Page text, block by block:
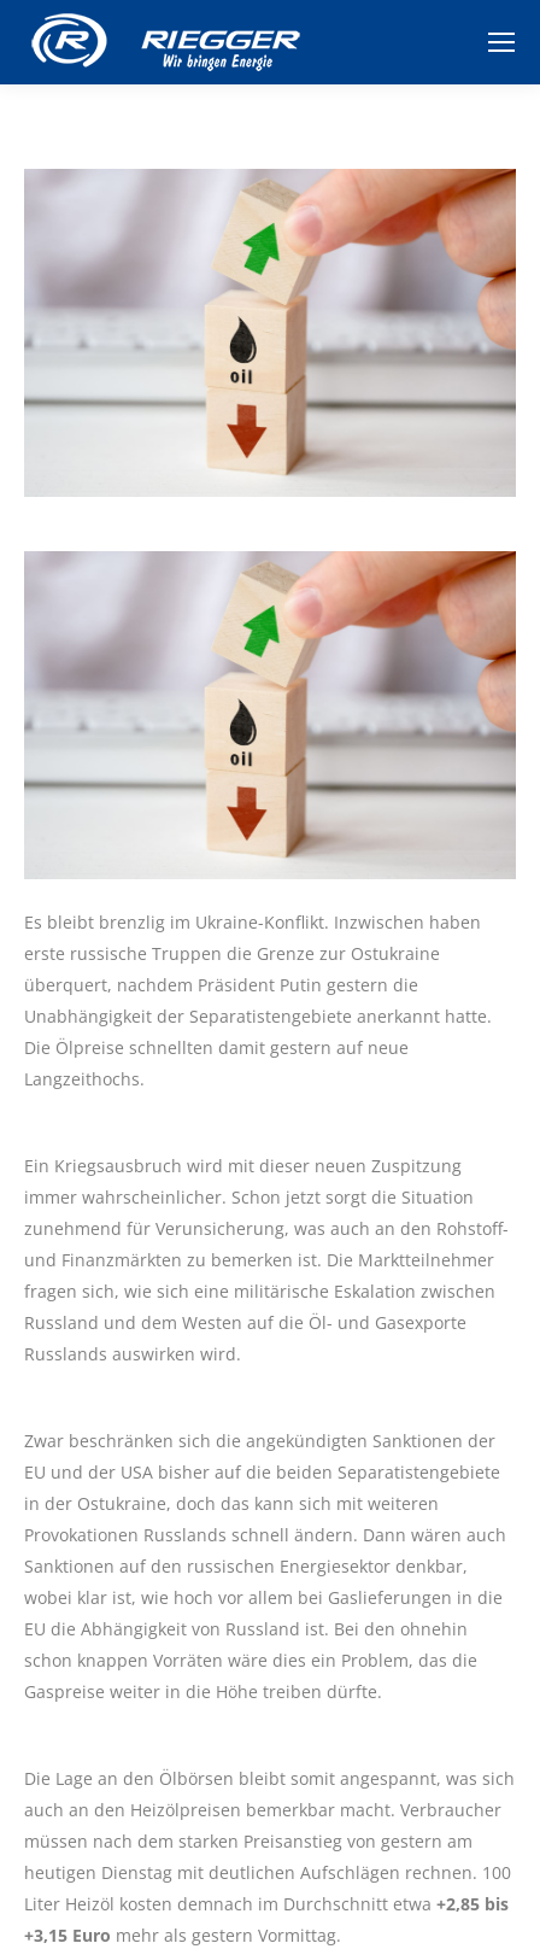
Es bleibt brenzlig im Ukraine-Konflikt. Inzwischen haben
erste russische Truppen die Grenze zur Ostukraine
überquert, nachdem Präsident Putin gestern die
Unabhängigkeit der Separatistengebiete anerkannt hatte.
Die Ölpreise schnellten damit gestern auf neue
Langzeithochs.
Ein Kriegsausbruch wird mit dieser neuen Zuspitzung
immer wahrscheinlicher. Schon jetzt sorgt die Situation
zunehmend für Verunsicherung, was auch an den Rohstoff-
und Finanzmärkten zu bemerken ist. Die Marktteilnehmer
fragen sich, wie sich eine militärische Eskalation zwischen
Russland und dem Westen auf die Öl- und Gasexporte
Russlands auswirken wird.
Zwar beschränken sich die angekündigten Sanktionen der
EU und der USA bisher auf die beiden Separatistengebiete
in der Ostukraine, doch das kann sich mit weiteren
Provokationen Russlands schnell ändern. Dann wären auch
Sanktionen auf den russischen Energiesektor denkbar,
wobei klar ist, wie hoch vor allem bei Gaslieferungen in die
EU die Abhängigkeit von Russland ist. Bei den ohnehin
schon knappen Vorräten wäre dies ein Problem, das die
Gaspreise weiter in die Höhe treiben dürfte.
Die Lage an den Ölbörsen bleibt somit angespannt, was sich
auch an den Heizölpreisen bemerkbar macht. Verbraucher
müssen nach dem starken Preisanstieg von gestern am
heutigen Dienstag mit deutlichen Aufschlägen rechnen. 100
Liter Heizöl kosten demnach im Durchschnitt etwa +2,85 bis
+3,15 Euro mehr als gestern Vormittag.